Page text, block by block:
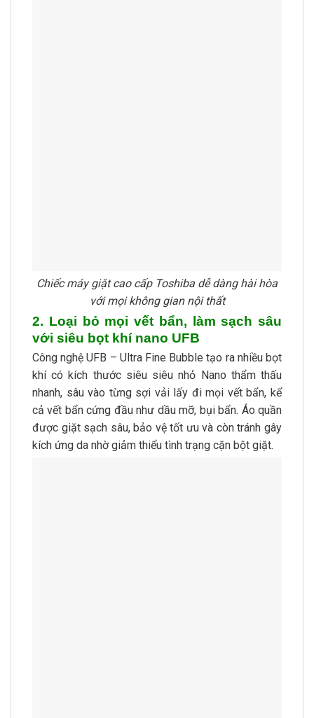
Chiếc máy giặt cao cấp Toshiba dễ dàng hài hòa
với mọi không gian nội thất
2. Loại bỏ mọi vết bẩn, làm sạch sâu
với siêu bọt khí nano UFB
Công nghệ UFB – Ultra Fine Bubble tạo ra nhiều bọt
khí có kích thước siêu siêu nhỏ Nano thẩm thấu
nhanh, sâu vào từng sợi vải lấy đi mọi vết bẩn, kể
cả vết bẩn cứng đầu như dầu mỡ, bụi bẩn. Áo quần
được giặt sạch sâu, bảo vệ tốt ưu và còn tránh gây
kích ứng da nhờ giảm thiểu tình trạng cặn bột giặt.